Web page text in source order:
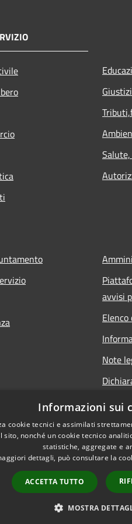
avvisi
Note
Area Dipendenti
Informazioni sui
cookie tecnici e assimilati
sito, nonché un cookie tecnico
statistiche, aggregate e
dettagli, può consultare la
ACCETTA TUTTO
MOSTRA